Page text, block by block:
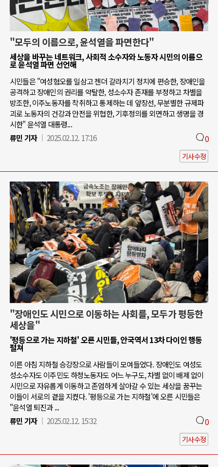
"모두의 이름으로, 윤석열을 파면한다"
세상을 바꾸는 네트워크, 사회적 소수자와 노동자 시민의 이름으
로 윤석열 파면 선언해
시민들은 "여성혐오를 일삼고 젠더 갈라치기 정치에 편승한, 장애인을
공격하고 장애인의 권리를 약탈한, 성소수자 존재를 부정하고 차별을
방조한, 이주노동자를 착취하고 통제하는 데 앞장선, 무분별한 규제파
괴로 노동자의 건강과 안전을 위협한, 기후정의를 외면하고 생명을 경
시한" 윤석열 대통령...
류민 기자
2025.02.12. 17:16 0
기사수정
"장애인도 시민으로 이동하는 사회를, 모두가 평등한
세상을"
'평등으로 가는 지하철' 오른 시민들, 안국역서 13차 다이인 행동
펼쳐
이른 아침 지하철 승강장으로 사람들이 모여들었다. 장애인도 여성도
성소수자도 이주민도 하청노동자도 어느 누구도, 차별 없이 배제 없이
시민으로 자유롭게 이동하고 존엄하게 살아갈 수 있는 세상을 꿈꾸는
이들이 서로의 곁을 지켰다. '평등으로 가는 지하철'에 오른 시민들은
"윤석열 퇴진과 ...
류민 기자
2025.02.12. 15:32 0
기사수정